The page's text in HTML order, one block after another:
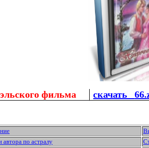
фильма скачать66.
автора по астралу